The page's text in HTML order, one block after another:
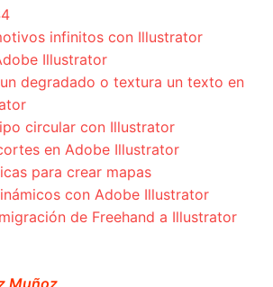
infinitos con Illustrator
Illustrator
degradado o textura un texto en
circular con Illustrator
en Adobe Illustrator
para crear mapas
con Adobe Illustrator
de Freehand a Illustrator